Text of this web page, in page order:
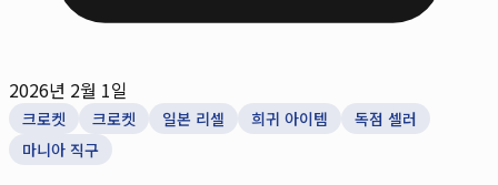
2026년 2월 1일
크로켓 크로켓 일본 리셀 희귀 아이템
독점 셀러
마니아 직구